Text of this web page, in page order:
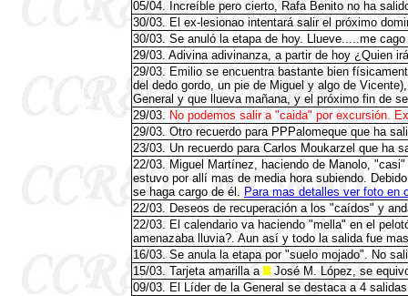
05/04. Increíble pero cierto, Rafa Benito no ha
30/03. El ex-lesionao intentará salir el próximo
30/03. Se anuló la etapa de hoy. Llueve.....me
29/03. Adivina adivinanza, a partir de hoy ¿Quien
29/03. Emilio se encuentra bastante bien
del dedo gordo, un pie de Miguel y algo de
General y que llueva mañana, y el próximo fin de
29/03. No podemos salir a "caida" por excursión.
29/03. Otro recuerdo para PPPalomeque que ha
23/03. Un recuerdo para Carlos Moukarzel que ha
22/03. Miguel Martínez, haciendo de Manolo,
estuvo por allí mas de media hora subiendo.
se haga cargo de él. Para mas detalles ver foto en
22/03. Deseos de recuperación a los "caídos" y
22/03. El calendario va haciendo "mella" en el
amenazaba lluvia?. Aun así y todo la salida fue
16/03. Se anula la etapa por "suelo mojado". No
15/03. Tarjeta amarilla a
José M. López, se
09/03. El Líder de la General se destaca a 4